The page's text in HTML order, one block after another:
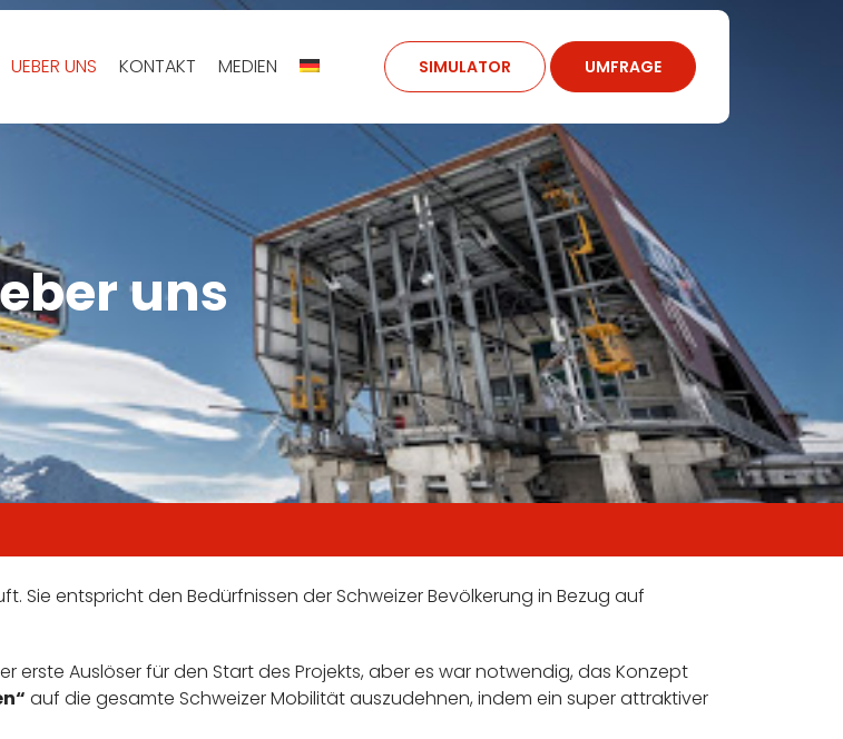
UEBER UNS KONTAKT MEDIEN SIMULATOR UMFRAGE
uns
Sie entspricht den Bedürfnissen der Schweizer Bevölkerung in Bezug auf
erste Auslöser für den Start des Projekts, aber es war notwendig, das Konzept
auf die gesamte Schweizer Mobilität auszudehnen, indem ein super attraktiver